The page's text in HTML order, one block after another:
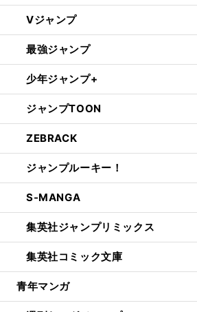
Vジャンプ
最強ジャンプ
少年ジャンプ+
ジャンプTOON
ZEBRACK
ジャンプルーキー！
S-MANGA
集英社ジャンプリミックス
集英社コミック文庫
青年マンガ